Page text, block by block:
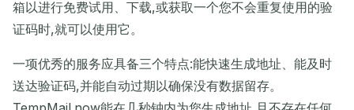
箱以进行免费试用、下载,或获取一个您不会重复使用的验
证码时,就可以使用它。
一项优秀的服务应具备三个特点:能快速生成地址、能及时
送达验证码,并能自动过期以确保没有数据留存。